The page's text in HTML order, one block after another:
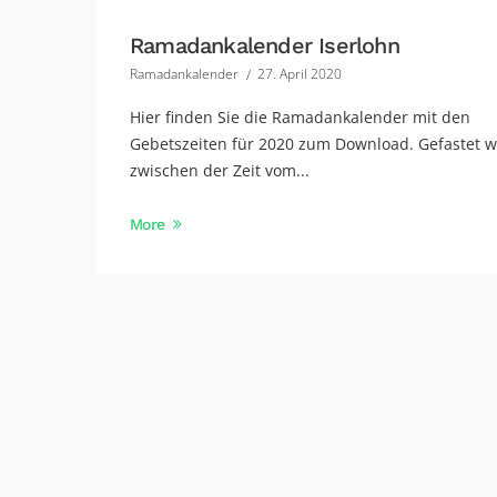
Ramadankalender Iserlohn
Ramadankalender 27. April 2020
Hier finden Sie die Ramadankalender mit den
Gebetszeiten für 2020 zum Download. Gefastet
zwischen der Zeit vom...
More